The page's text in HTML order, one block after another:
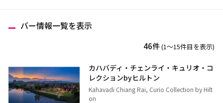
ランパーン
ランプーン
スコータイ
ターク
カンペーンペット
ピッサヌローク
バー情報一覧を表示
46件(1〜15件目を表示)
カハバディ・チェンライ・キュリオ・コ
レクションbyヒルトン
Kahavadi Chiang Rai, Curio Collection by Hilt
on